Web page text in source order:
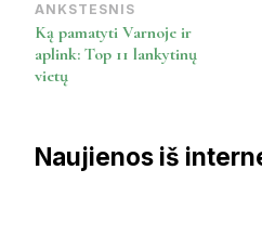
Post
Navigation
ANKSTESNIS
Ką pamatyti Varnoje ir
aplink: Top 11 lankytinų
vietų
Naujienos iš